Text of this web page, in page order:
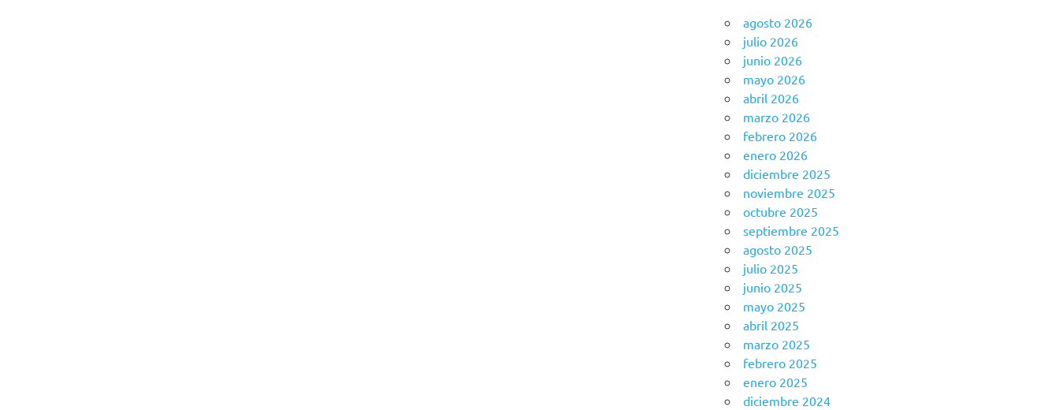
agosto 2026
julio 2026
junio 2026
mayo 2026
abril 2026
marzo 2026
febrero 2026
enero 2026
diciembre 2025
noviembre 2025
octubre 2025
septiembre 2025
agosto 2025
julio 2025
junio 2025
mayo 2025
abril 2025
marzo 2025
febrero 2025
enero 2025
diciembre 2024